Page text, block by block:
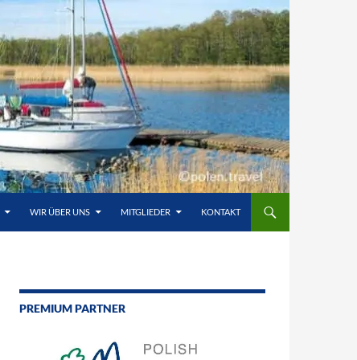
WIR ÜBER UNS MITGLIEDER KONTAKT
PREMIUM PARTNER